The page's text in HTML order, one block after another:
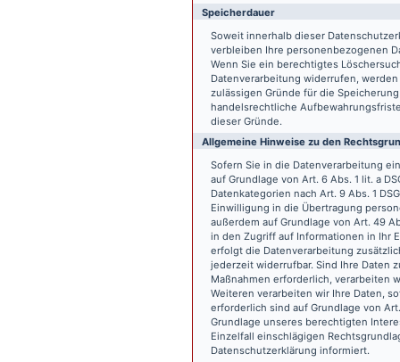
Speicherdauer
Soweit innerhalb dieser
verbleiben Ihre personenbezogenen
Wenn Sie ein berechtigtes
Datenverarbeitung widerrufen,
zulässigen Gründe für die
handelsrechtliche
dieser Gründe.
Allgemeine Hinweise zu den
Sofern Sie in die Datenverarbeitung
auf Grundlage von Art. 6 Abs. 1 lit. a
Datenkategorien nach Art. 9 Abs. 1
Einwilligung in die Übertragung
außerdem auf Grundlage von Art. 49
in den Zugriff auf Informationen in Ihr
erfolgt die Datenverarbeitung
jederzeit widerrufbar. Sind Ihre Daten
Maßnahmen erforderlich, verarbeiten
Weiteren verarbeiten wir Ihre Daten,
erforderlich sind auf Grundlage von
Grundlage unseres berechtigten
Einzelfall einschlägigen
Datenschutzerklärung informiert.